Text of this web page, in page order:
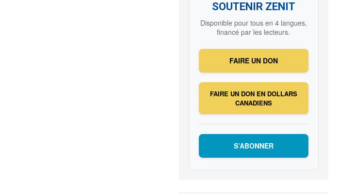
SOUTENIR ZENIT
Disponible pour tous en 4 langues,
financé par les lecteurs.
FAIRE UN DON
FAIRE UN DON EN DOLLARS
CANADIENS
S’ABONNER